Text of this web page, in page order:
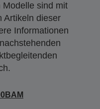
Modelle sind mit
Artikeln dieser
Informationen